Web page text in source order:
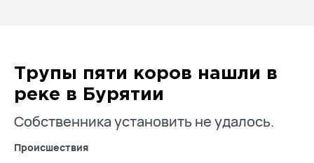
Трупы пяти коров нашли в
реке в Бурятии
Собственника установить не удалось.
Происшествия